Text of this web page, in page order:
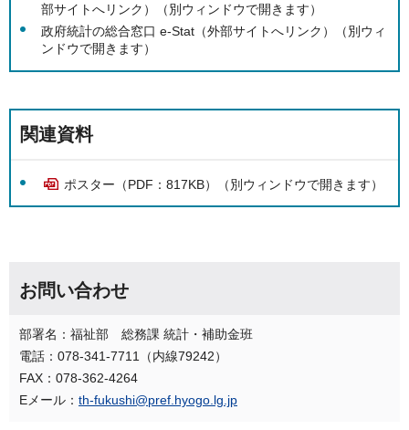
部サイトへリンク）（別ウィンドウで開きます）
政府統計の総合窓口 e-Stat（外部サイトへリンク）（別ウィ
ンドウで開きます）
関連資料
ポスター（PDF：817KB）（別ウィンドウで開きます）
お問い合わせ
部署名：福祉部 総務課 統計・補助金班
電話：078-341-7711（内線79242）
FAX：078-362-4264
Eメール： th-fukushi@pref.hyogo.lg.jp